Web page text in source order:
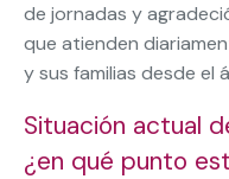
de jornadas y
que atienden
y sus familias desde el
Situación actual
¿en qué punto